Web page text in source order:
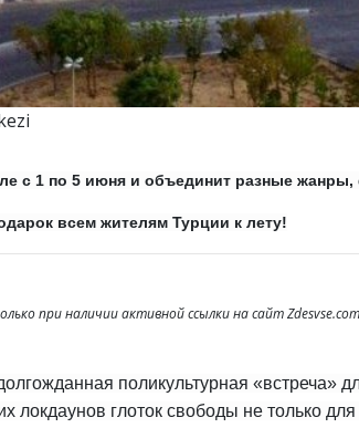
с 1 по 5 июня и объединит разные
всем жителям Турции к лету!
при наличии активной ссылки на сайт
поликультурная «встреча»
глоток свободы не только для